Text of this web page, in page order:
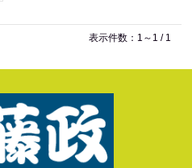
表示件数：1～1 / 1